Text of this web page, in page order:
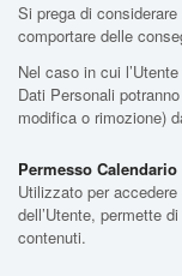
Si prega di
comportare delle
Nel caso in cui
Dati Personali
modifica o rimozione)
Permesso Calendario
Utilizzato per
dell’Utente, permette
contenuti.